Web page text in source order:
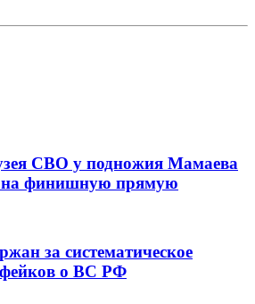
СВО у подножия Мамаева
на финишную прямую
за систематическое
фейков о ВС РФ